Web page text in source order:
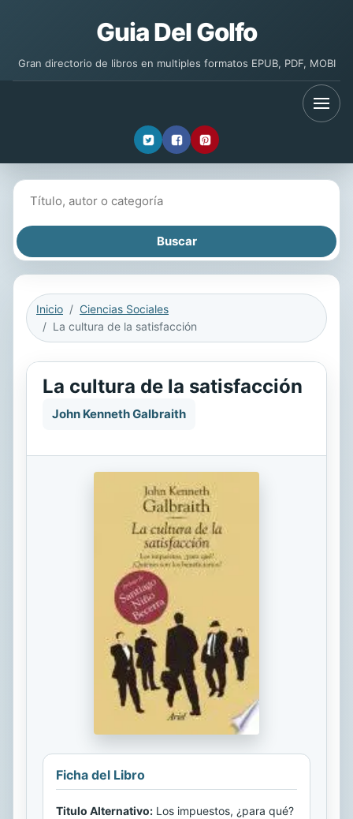
Guia Del Golfo
Gran directorio de libros en multiples formatos EPUB, PDF, MOBI
Inicio
Ciencias Sociales
La cultura de la satisfacción
La cultura de la satisfacción
John Kenneth Galbraith
Ficha del Libro
Titulo Alternativo: Los impuestos, ¿para qué?